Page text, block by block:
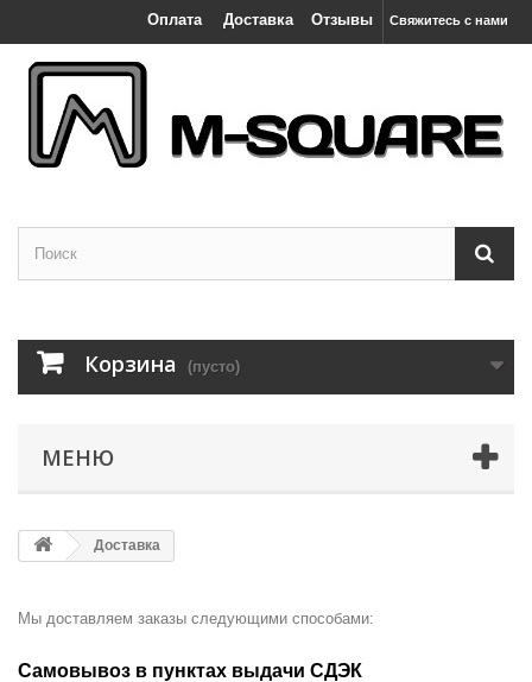
Свяжитесь с нами
Отзывы
Доставка
Оплата
Корзина (пусто)
МЕНЮ
Доставка
Мы доставляем заказы следующими способами:
Самовывоз в пунктах выдачи СДЭК